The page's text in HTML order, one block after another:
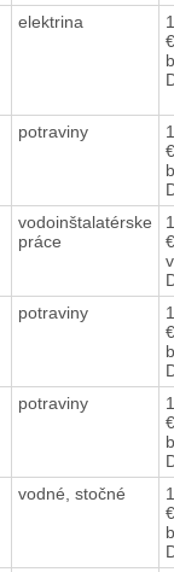
elektrina
€
potraviny
€
vodoinštalatérske
práce
€
potraviny
€
potraviny
€
vodné, stočné
€